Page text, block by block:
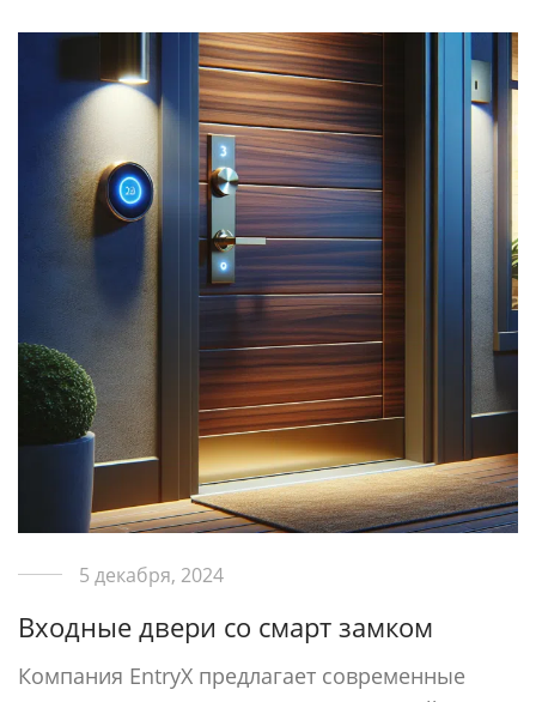
5 декабря, 2024
Входные двери со смарт замком
Компания EntryX предлагает современные